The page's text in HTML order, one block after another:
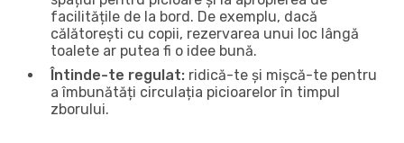
facilitățile de la bord. De exemplu, dacă
călătorești cu copii, rezervarea unui loc lângă
toalete ar putea fi o idee bună.
Întinde-te regulat: ridică-te și mișcă-te pentru
a îmbunătăți circulația picioarelor în timpul
zborului.